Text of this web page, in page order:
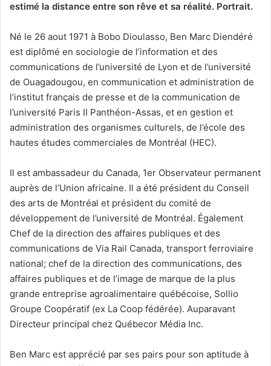
estimé la distance entre son rêve et sa réalité. Portrait.
Né le 26 aout 1971 à Bobo Dioulasso, Ben Marc Diendéré
est diplômé en sociologie de l’information et des
communications de l’université de Lyon et de l’université
de Ouagadougou, en communication et administration de
l’institut français de presse et de la communication de
l’université Paris II Panthéon-Assas, et en gestion et
administration des organismes culturels, de l’école des
hautes études commerciales de Montréal (HEC).
Il est ambassadeur du Canada, 1er Observateur permanent
auprès de l’Union africaine. Il a été président du Conseil
des arts de Montréal et président du comité de
développement de l’université de Montréal. Également
Chef de la direction des affaires publiques et des
communications de Via Rail Canada, transport ferroviaire
national; chef de la direction des communications, des
affaires publiques et de l’image de marque de la plus
grande entreprise agroalimentaire québécoise, Sollio
Groupe Coopératif (ex La Coop fédérée). Auparavant
Directeur principal chez Québecor Média Inc.
Ben Marc est apprécié par ses pairs pour son aptitude à